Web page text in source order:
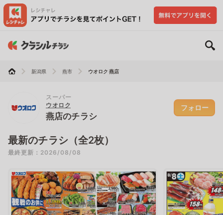
新潟県 燕市 ウオロク 燕店
スーパー
ウオロク
燕店のチラシ
フォロー
最新のチラシ（全2枚）
最終更新：2026/08/08